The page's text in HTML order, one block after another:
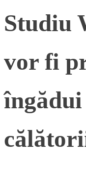
Studiu
vor fi